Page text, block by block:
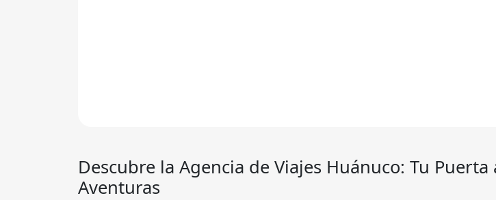
Descubre la Agencia de Viajes Huánuco: Tu Puerta
Aventuras